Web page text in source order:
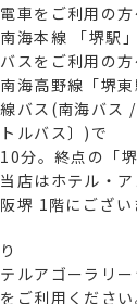
車をご利用の
海本線 「堺駅
スをご利用の
海高野線「堺東
バス(南海バス
ルバス〕)で
分。終点の「
店はホテル・
堺 1階にござい
ルアゴーラリ
ご利用くださ